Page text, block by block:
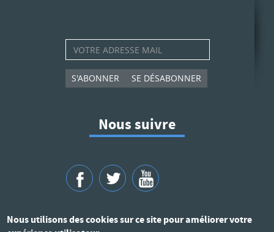
S'ABONNER SE DÉSABONNER
Nous suivre
Nous utilisons des cookies sur ce site pour améliorer votre